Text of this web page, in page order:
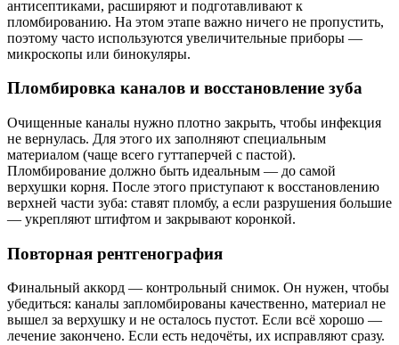
антисептиками, расширяют и подготавливают к
пломбированию. На этом этапе важно ничего не пропустить,
поэтому часто используются увеличительные приборы —
микроскопы или бинокуляры.
Пломбировка каналов и восстановление зуба
Очищенные каналы нужно плотно закрыть, чтобы инфекция
не вернулась. Для этого их заполняют специальным
материалом (чаще всего гуттаперчей с пастой).
Пломбирование должно быть идеальным — до самой
верхушки корня. После этого приступают к восстановлению
верхней части зуба: ставят пломбу, а если разрушения большие
— укрепляют штифтом и закрывают коронкой.
Повторная рентгенография
Финальный аккорд — контрольный снимок. Он нужен, чтобы
убедиться: каналы запломбированы качественно, материал не
вышел за верхушку и не осталось пустот. Если всё хорошо —
лечение закончено. Если есть недочёты, их исправляют сразу.